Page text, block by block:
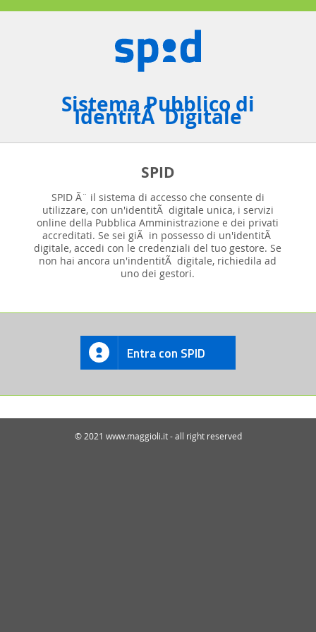
Sistema Pubblico di
IdentitÃ Digitale
SPID
SPID Ã¨ il sistema di accesso che consente di
utilizzare, con un'identitÃ digitale unica, i servizi
online della Pubblica Amministrazione e dei privati
accreditati. Se sei giÃ in possesso di un'identitÃ
digitale, accedi con le credenziali del tuo gestore. Se
non hai ancora un'indentitÃ digitale, richiedila ad
uno dei gestori.
Entra con SPID
© 2021 www.maggioli.it - all right reserved